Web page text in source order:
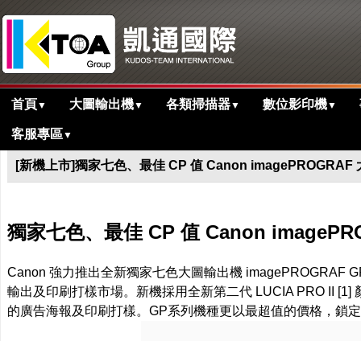
首頁▼ 大圖輸出機▼ 各類掃描器▼ 數位影印機▼
客服專區▼
首頁 > 最新消息
[新機上市]獨家七色、最佳 CP 值 Canon imagePROGRAF
獨家七色、最佳 CP 值 Canon
Canon 強力推出全新獨家七色大圖輸出機 imagePROGRAF
輸出及印刷打樣市場。新機採用全新第二代 LUCIA PRO II
的廣告海報及印刷打樣。GP系列機種更以最超值的價格，鎖